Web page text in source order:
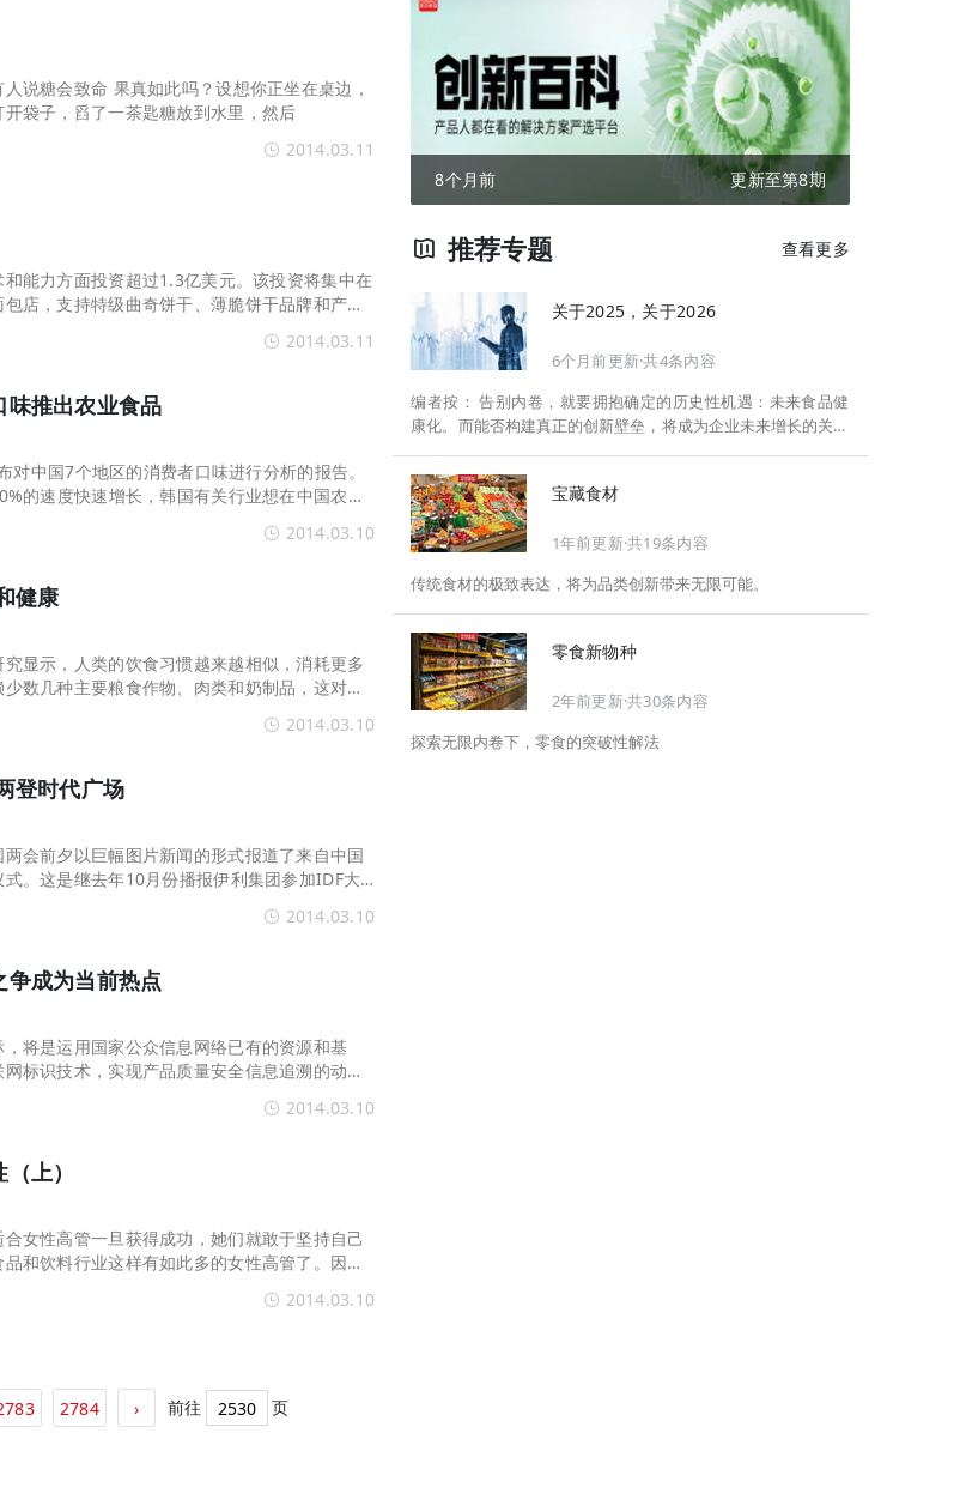
说糖会致命 果真如此吗？设想你正坐在桌边，
袋子，舀了一茶匙糖放到水里，然后
2014.03.11
能力方面投资超过1.3亿美元。该投资将集中在
店，支持特级曲奇饼干、薄脆饼干品牌和产品
2014.03.11
味推出农业食品
中国7个地区的消费者口味进行分析的报告。
的速度快速增长，韩国有关行业想在中国农业
费者
2014.03.10
健康
显示，人类的饮食习惯越来越相似，消耗更多
数几种主要粮食作物、肉类和奶制品，这对粮
2014.03.10
登时代广场
会前夕以巨幅图片新闻的形式报道了来自中国
。这是继去年10月份播报伊利集团参加IDF大
企
2014.03.10
成为当前热点
将是运用国家公众信息网络已有的资源和基
标识技术，实现产品质量安全信息追溯的动态
共
2014.03.10
上）
女性高管一旦获得成功，她们就敢于坚持自己
和饮料行业这样有如此多的女性高管了。因此
2014.03.10
2784 › 前往 页
8个月前 更新至第8期
推荐专题 查看更多
关于2025，关于2026
6个月前更新·共4条内容
编者按： 告别内卷，就要拥抱确定的历史性机遇：未来食品健
康化。而能否构建真正的创新壁垒，将成为企业未来增长的关键
《关于2025，关于2026》，将以“创新产品”透视“未来机会”，以
全球视野探寻中国机遇、增长解法，拆解年度标杆的增长逻辑与
谋篇布局，深挖“药食同源”“低GI”“老龄营养”“清洁标签”等热门赛
道的爆品基因，从趋势预判、品类创新、未来增长机会、企业战
南。
宝藏食材
1年前更新·共19条内容
传统食材的极致表达，将为品类创新带来无限可能。
零食新物种
2年前更新·共30条内容
探索无限内卷下，零食的突破性解法